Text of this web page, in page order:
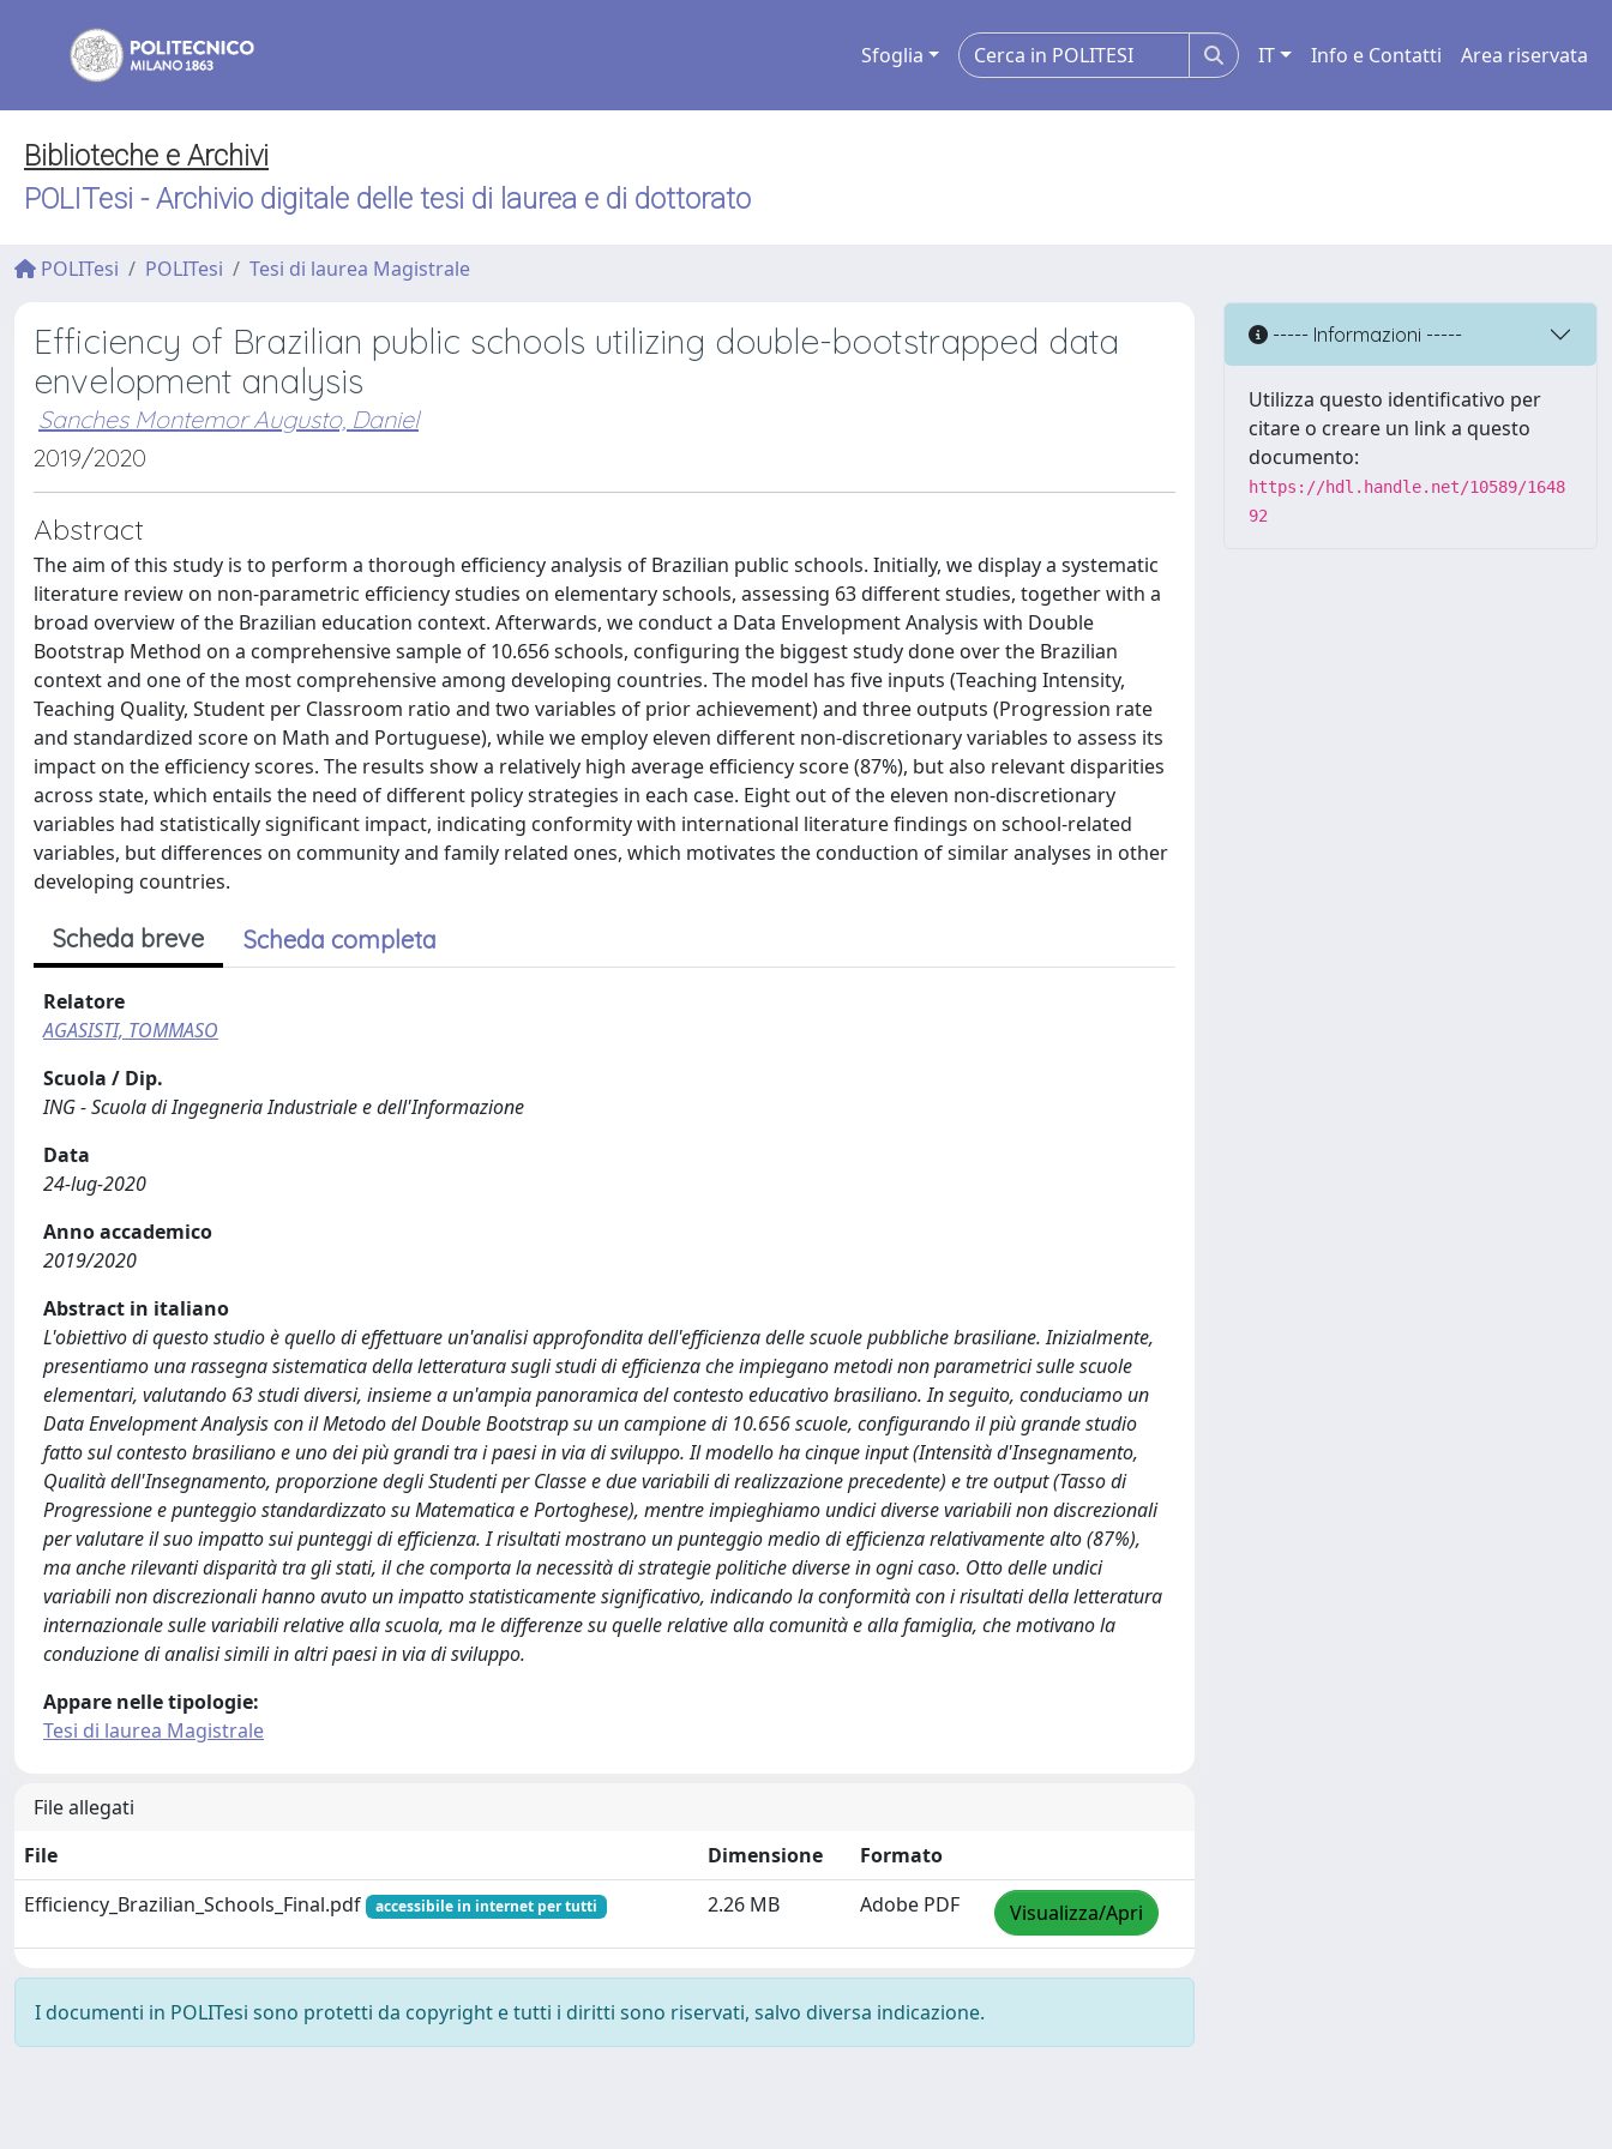
Sfoglia IT Info e Contatti Area riservata
Biblioteche e Archivi
POLITesi - Archivio digitale delle tesi di laurea e di dottorato
POLITesi POLITesi Tesi di laurea Magistrale
Efficiency of Brazilian public schools utilizing double-bootstrapped data
envelopment analysis
Sanches Montemor Augusto, Daniel
2019/2020
Abstract
The aim of this study is to perform a thorough efficiency analysis of Brazilian public schools. Initially, we display a systematic
literature review on non-parametric efficiency studies on elementary schools, assessing 63 different studies, together with a
broad overview of the Brazilian education context. Afterwards, we conduct a Data Envelopment Analysis with Double
Bootstrap Method on a comprehensive sample of 10.656 schools, configuring the biggest study done over the Brazilian
context and one of the most comprehensive among developing countries. The model has five inputs (Teaching Intensity,
Teaching Quality, Student per Classroom ratio and two variables of prior achievement) and three outputs (Progression rate
and standardized score on Math and Portuguese), while we employ eleven different non-discretionary variables to assess its
impact on the efficiency scores. The results show a relatively high average efficiency score (87%), but also relevant disparities
across state, which entails the need of different policy strategies in each case. Eight out of the eleven non-discretionary
variables had statistically significant impact, indicating conformity with international literature findings on school-related
variables, but differences on community and family related ones, which motivates the conduction of similar analyses in other
developing countries.
Scheda breve Scheda completa
Relatore
AGASISTI, TOMMASO
Scuola / Dip.
ING - Scuola di Ingegneria Industriale e dell'Informazione
Data
24-lug-2020
Anno accademico
2019/2020
Abstract in italiano
L'obiettivo di questo studio è quello di effettuare un'analisi approfondita dell'efficienza delle scuole pubbliche brasiliane. Inizialmente,
presentiamo una rassegna sistematica della letteratura sugli studi di efficienza che impiegano metodi non parametrici sulle scuole
elementari, valutando 63 studi diversi, insieme a un'ampia panoramica del contesto educativo brasiliano. In seguito, conduciamo un
Data Envelopment Analysis con il Metodo del Double Bootstrap su un campione di 10.656 scuole, configurando il più grande studio
fatto sul contesto brasiliano e uno dei più grandi tra i paesi in via di sviluppo. Il modello ha cinque input (Intensità d'Insegnamento,
Qualità dell'Insegnamento, proporzione degli Studenti per Classe e due variabili di realizzazione precedente) e tre output (Tasso di
Progressione e punteggio standardizzato su Matematica e Portoghese), mentre impieghiamo undici diverse variabili non discrezionali
per valutare il suo impatto sui punteggi di efficienza. I risultati mostrano un punteggio medio di efficienza relativamente alto (87%),
ma anche rilevanti disparità tra gli stati, il che comporta la necessità di strategie politiche diverse in ogni caso. Otto delle undici
variabili non discrezionali hanno avuto un impatto statisticamente significativo, indicando la conformità con i risultati della letteratura
internazionale sulle variabili relative alla scuola, ma le differenze su quelle relative alla comunità e alla famiglia, che motivano la
conduzione di analisi simili in altri paesi in via di sviluppo.
Appare nelle tipologie:
Tesi di laurea Magistrale
File allegati
File
Dimensione
Formato
Efficiency_Brazilian_Schools_Final.pdf
accessibile in internet per tutti 2.26 MB Adobe PDF Visualizza/Apri
I documenti in POLITesi sono protetti da copyright e tutti i diritti sono riservati, salvo diversa indicazione.
----- Informazioni -----
Utilizza questo identificativo per
citare o creare un link a questo
documento:
https://hdl.handle.net/10589/1648
92